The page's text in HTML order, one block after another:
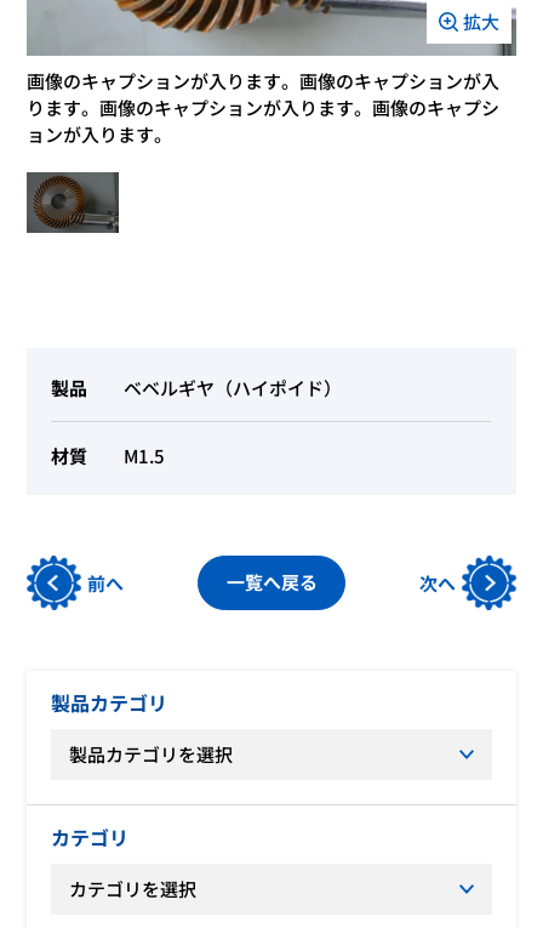
製品カテゴリ
カテゴリ
拡大
画像のキャプションが入ります。画像のキャプションが入
ります。画像のキャプションが入ります。画像のキャプシ
ョンが入ります。
製品 ベベルギヤ（ハイポイド）
材質 M1.5
前へ 一覧へ戻る 次へ